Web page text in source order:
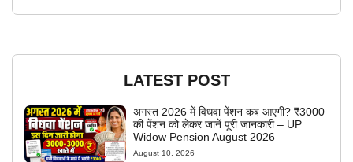
LATEST POST
अगस्त 2026 में विधवा पेंशन कब आएगी? ₹3000
की पेंशन को लेकर जानें पूरी जानकारी – UP
Widow Pension August 2026
August 10, 2026